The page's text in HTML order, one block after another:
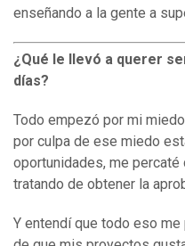
enseñando a la gente a
¿Qué le llevó a querer
días?
Todo empezó por mi
por culpa de ese miedo
oportunidades, me
tratando de obtener la
Y entendí que todo eso